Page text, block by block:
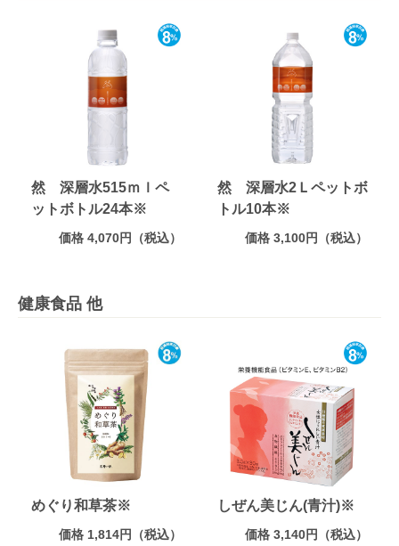
然 深層水515ｍｌペ
ットボトル24本※
価格 4,070円（税込）
然 深層水2Ｌペットボ
トル10本※
価格 3,100円（税込）
健康食品 他
めぐり和草茶※
価格 1,814円（税込）
しぜん美じん(青汁)※
価格 3,140円（税込）